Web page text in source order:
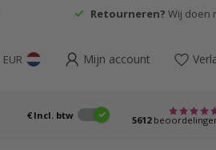
Retourneren? Wij doen
EUR Mijn account
€ Incl. btw 5612